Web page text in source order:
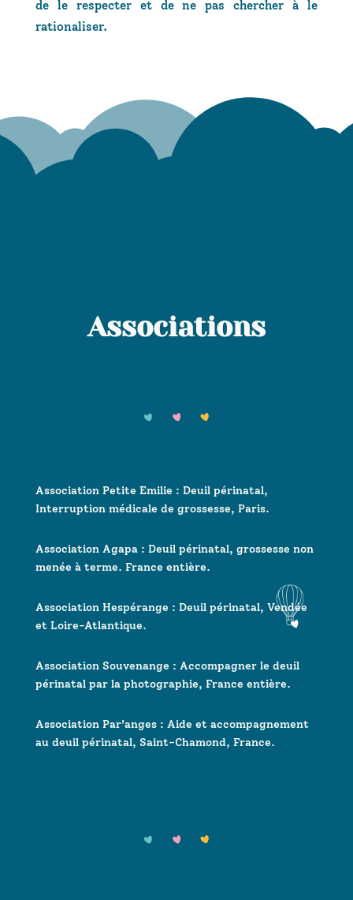
de le respecter et de ne pas chercher à le
rationaliser.
Associations
Association Petite Emilie : Deuil périnatal,
Interruption médicale de grossesse, Paris.
Association Agapa : Deuil périnatal, grossesse non
menée à terme. France entière.
Association Hespérange : Deuil périnatal, Vendée
et Loire-Atlantique.
Association Souvenange : Accompagner le deuil
périnatal par la photographie, France entière.
Association Par’anges : Aide et accompagnement
au deuil périnatal, Saint-Chamond, France.